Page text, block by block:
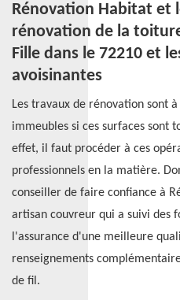
Rénovation Habitat et
rénovation de la
Fille dans le 72210 et
avoisinantes
Les travaux de rénovation sont
immeubles si ces surfaces sont
effet, il faut procéder à ces
professionnels en la matière.
conseiller de faire confiance à
artisan couvreur qui a suivi des
l'assurance d'une meilleure
renseignements
de fil.